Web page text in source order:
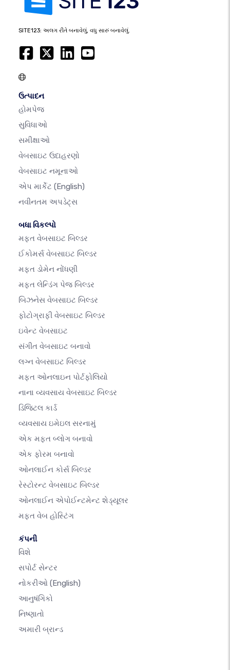
SITE123: અલગ રીતે બનાવેલું, વધુ સારું બનાવેલું.
ઉત્પાદન
હોમપેજ
સુવિધાઓ
સમીક્ષાઓ
વેબસાઇટ ઉદાહરણો
વેબસાઇટ નમૂનાઓ
એપ માર્કેટ (English)
નવીનતમ અપડેટ્સ
બધા વિકલ્પો
મફત વેબસાઇટ બિલ્ડર
ઈકોમર્સ વેબસાઇટ બિલ્ડર
મફત ડોમેન નોંધણી
મફત લેન્ડિંગ પેજ બિલ્ડર
બિઝનેસ વેબસાઇટ બિલ્ડર
ફોટોગ્રાફી વેબસાઇટ બિલ્ડર
ઇવેન્ટ વેબસાઇટ
સંગીત વેબસાઇટ બનાવો
લગ્ન વેબસાઇટ બિલ્ડર
મફત ઓનલાઇન પોર્ટફોલિયો
નાના વ્યવસાય વેબસાઇટ બિલ્ડર
ડિજિટલ કાર્ડ
વ્યવસાય ઇમેઇલ સરનામું
એક મફત બ્લોગ બનાવો
એક ફોરમ બનાવો
ઓનલાઈન કોર્સ બિલ્ડર
રેસ્ટોરન્ટ વેબસાઇટ બિલ્ડર
ઓનલાઈન એપોઈન્ટમેન્ટ શેડ્યૂલર
મફત વેબ હોસ્ટિંગ
કંપની
વિશે
સપોર્ટ સેન્ટર
નોકરીઓ (English)
આનુષંગિકો
નિષ્ણાતો
અમારી બ્રાન્ડ